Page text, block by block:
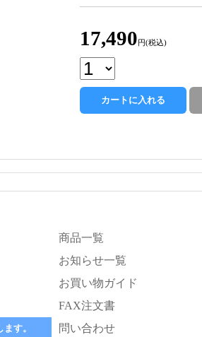
17,490 円(税込)
す。
商品一覧
お知らせ一覧
お買い物ガイド
FAX注文書
問い合わせ